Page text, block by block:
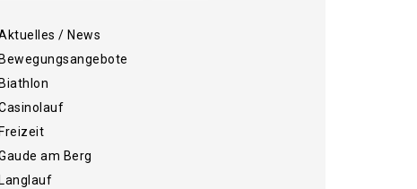
/ News
Bewegungsangebote
Biathlon
Freizeit
am Berg
Langlauf